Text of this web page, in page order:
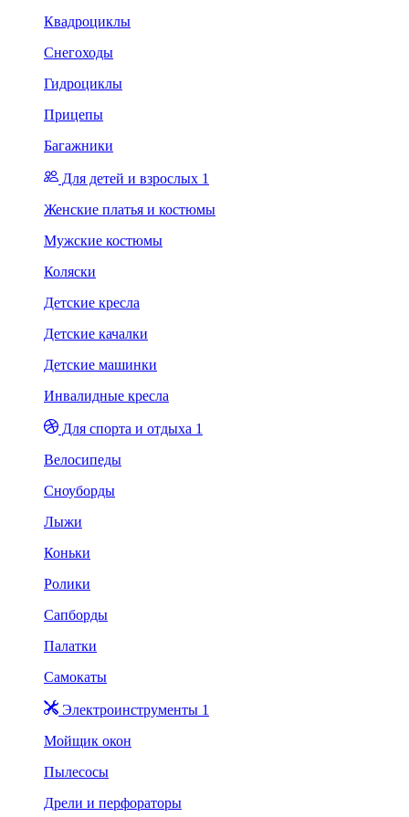
Квадроциклы
Снегоходы
Гидроциклы
Прицепы
Багажники
Для детей и взрослых 1
Женские платья и костюмы
Мужские костюмы
Коляски
Детские кресла
Детские качалки
Детские машинки
Инвалидные кресла
Для спорта и отдыха 1
Велосипеды
Сноуборды
Лыжи
Коньки
Ролики
Сапборды
Палатки
Самокаты
Электроинструменты 1
Мойщик окон
Пылесосы
Дрели и перфораторы